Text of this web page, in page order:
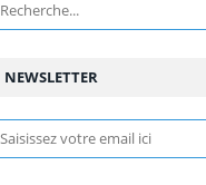
NEWSLETTER